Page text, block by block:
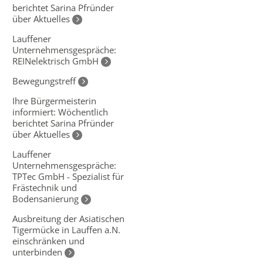
berichtet Sarina Pfründer
über Aktuelles
Lauffener
Unternehmensgespräche:
REINelektrisch GmbH
Bewegungstreff
Ihre Bürgermeisterin
informiert: Wöchentlich
berichtet Sarina Pfründer
über Aktuelles
Lauffener
Unternehmensgespräche:
TPTec GmbH - Spezialist für
Frästechnik und
Bodensanierung
Ausbreitung der Asiatischen
Tigermücke in Lauffen a.N.
einschränken und
unterbinden